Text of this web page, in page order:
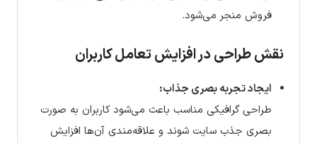
فروش منجر می‌شود.
نقش طراحی در افزایش تعامل کاربران
ایجاد تجربه بصری جذاب:
طراحی گرافیکی مناسب باعث می‌شود کاربران به صورت
بصری جذب سایت شوند و علاقه‌مندی آن‌ها افزایش